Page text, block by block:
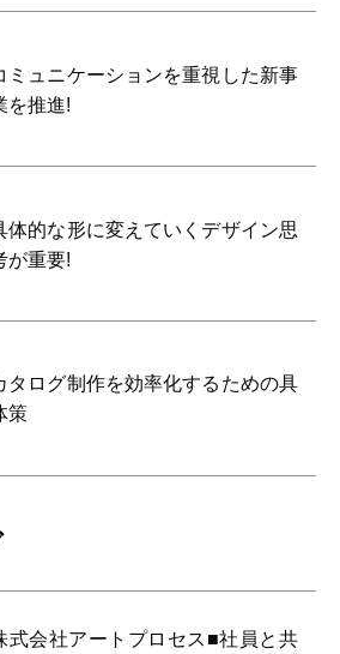
ミュニケーションを重視した新事
を推進!
体的な形に変えていくデザイン思
が重要!
タログ制作を効率化するための具
策
式会社アートプロセス■社員と共